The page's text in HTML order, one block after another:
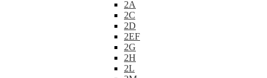
2A
2C
2D
2EF
2G
2H
2L